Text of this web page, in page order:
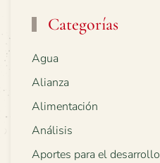
Categorías
Agua
Alianza
Alimentación
Análisis
Aportes para el desarrollo